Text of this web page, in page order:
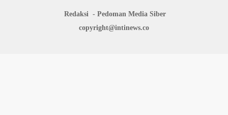
Redaksi
Pedoman Media Siber
copyright@intinews.co